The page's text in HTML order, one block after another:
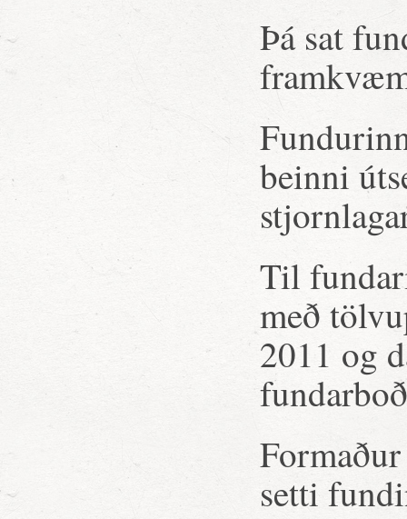
Þá sat
beinni
Til
með
2011 og
setti